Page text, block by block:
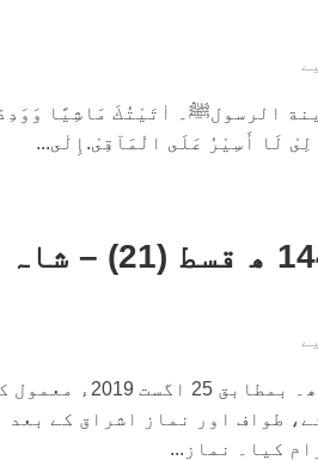
الرسولﷺ۔ اٰتَيْتُكَ مَاشِيًا
لَا أَسِيْرُ عَلَى الْمَآقِىْ.إِلٰى...
داستانِ حج 1440 ھ
اتوار ٢٤ ذى الحج١٤٤٠ھ۔
طواف اور نماز اشراق کے بعد
کیا۔ نماز...